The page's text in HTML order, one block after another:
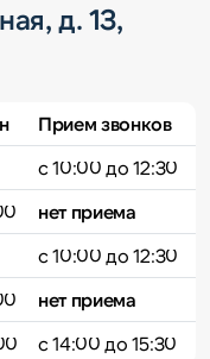
д. 13,
Прием звонков
с 10:00 до 12:30
нет приема
с 10:00 до 12:30
нет приема
с 14:00 до 15:30